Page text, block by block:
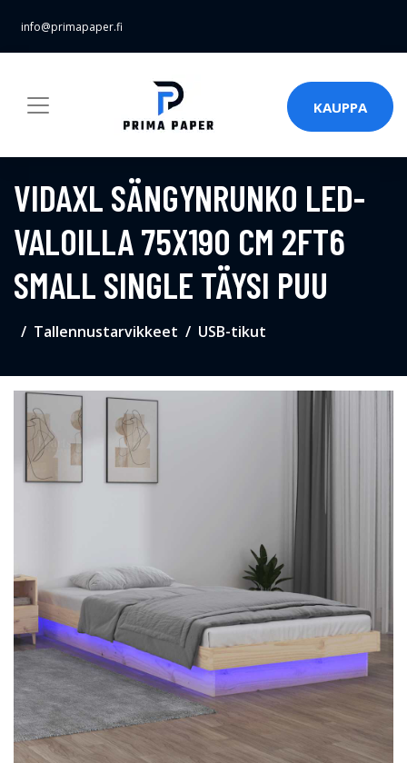
info@primapaper.fi
KAUPPA
VIDAXL SÄNGYNRUNKO LED-
VALOILLA 75X190 CM 2FT6
SMALL SINGLE TÄYSI PUU
Tallennustarvikkeet USB-tikut